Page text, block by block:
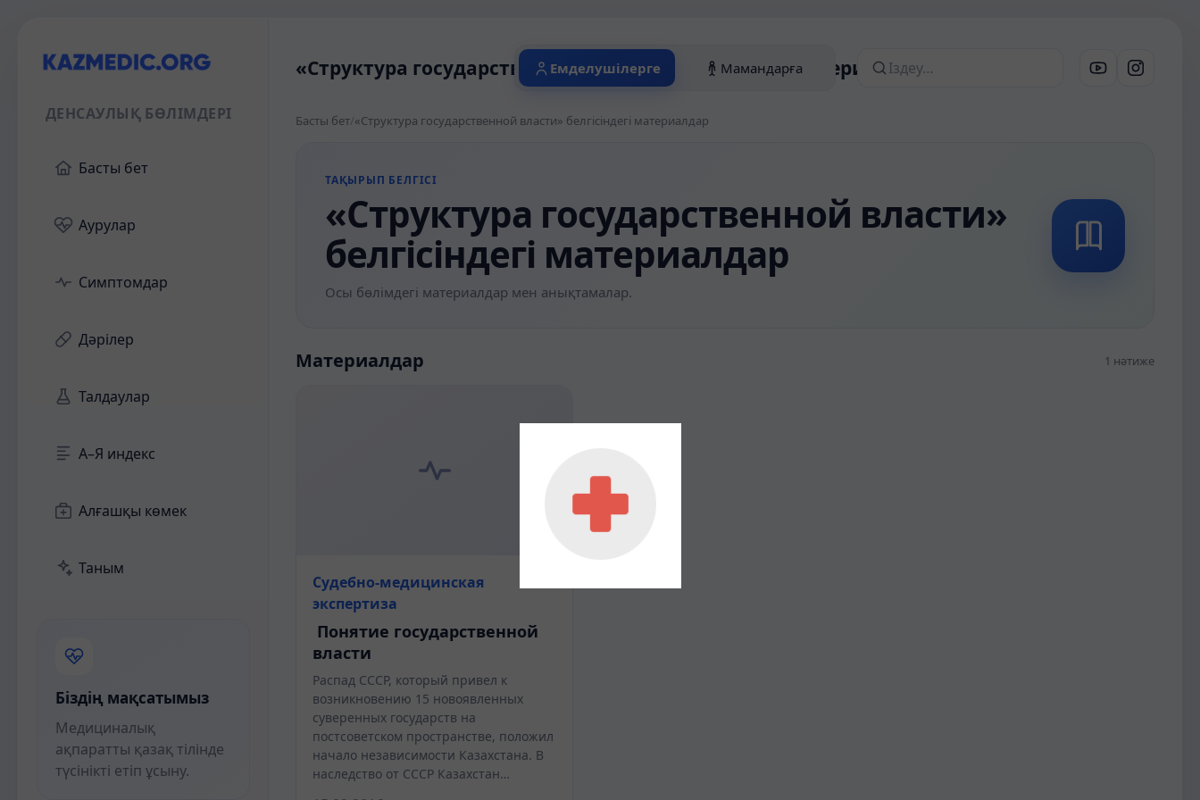
ДЕНСАУЛЫҚ БӨЛІМДЕРІ
Басты бет
Аурулар
Симптомдар
Дәрілер
Талдаулар
А–Я индекс
Алғашқы көмек
Таным
Біздің мақсатымыз
Медициналық
ақпаратты қазақ тілінде
түсінікті етіп ұсыну.
«Структура государственной власти» белгісіндегі материалдар
Емделушілерге Мамандарға Сайттан іздеу
Басты бет/«Структура государственной власти» белгісіндегі материалдар
ТАҚЫРЫП БЕЛГІСІ
«Структура государственной власти»
белгісіндегі материалдар
Осы бөлімдегі материалдар мен анықтамалар.
Материалдар 1 нәтиже
Судебно-медицинская
экспертиза
Понятие государственной
власти
Распад СССР, который привел к
возникновению 15 новоявленных
суверенных государств на
постсоветском пространстве, положил
начало независимости Казахстана. В
наследство от СССР Казахстан…